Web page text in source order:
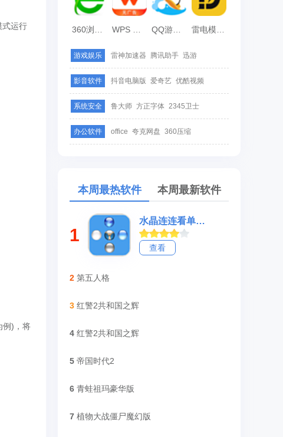
式运行
例)，将
雷电模拟器
游戏娱乐 雷神加速器 腾讯助手 迅游
影音软件 抖音电脑版 爱奇艺 优酷视频
系统安全 鲁大师 方正字体 2345卫士
办公软件 office 夸克网盘 360压缩
本周最热软件 本周最新软件
1
水晶连连看单机版
查看
2 第五人格
3 红警2共和国之辉
4 红警2共和国之辉
5 帝国时代2
6 青蛙祖玛豪华版
7 植物大战僵尸魔幻版